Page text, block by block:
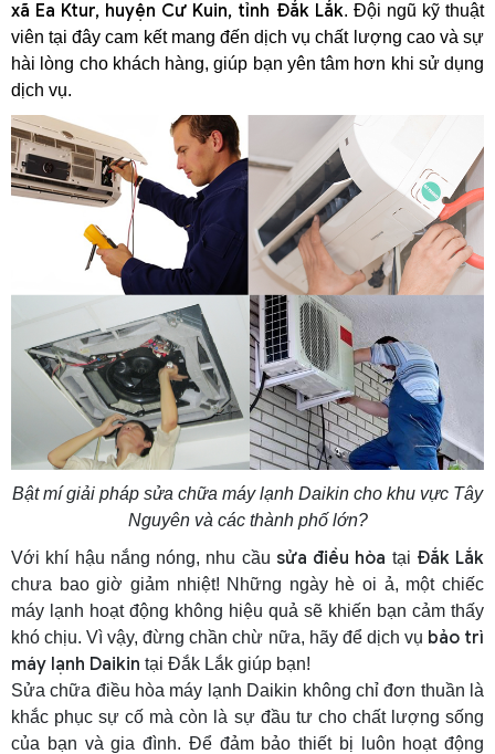
xã Ea Ktur, huyện Cư Kuin, tỉnh Đắk Lắk. Đội ngũ kỹ thuật
viên tại đây cam kết mang đến dịch vụ chất lượng cao và sự
hài lòng cho khách hàng, giúp bạn yên tâm hơn khi sử dụng
dịch vụ.
Bật mí giải pháp sửa chữa máy lạnh Daikin cho khu vực Tây
Nguyên và các thành phố lớn?
Với khí hậu nắng nóng, nhu cầu sửa điều hòa tại Đắk Lắk
chưa bao giờ giảm nhiệt! Những ngày hè oi ả, một chiếc
máy lạnh hoạt động không hiệu quả sẽ khiến bạn cảm thấy
khó chịu. Vì vậy, đừng chần chừ nữa, hãy để dịch vụ bảo trì
máy lạnh Daikin tại Đắk Lắk giúp bạn!
Sửa chữa điều hòa máy lạnh Daikin không chỉ đơn thuần là
khắc phục sự cố mà còn là sự đầu tư cho chất lượng sống
của bạn và gia đình. Để đảm bảo thiết bị luôn hoạt động